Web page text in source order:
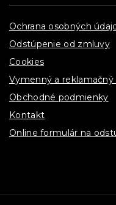
Ochrana osobných
Odstúpenie od zmluvy
Cookies
Vymenný a
Obchodné podmienky
Kontakt
Online formulár na